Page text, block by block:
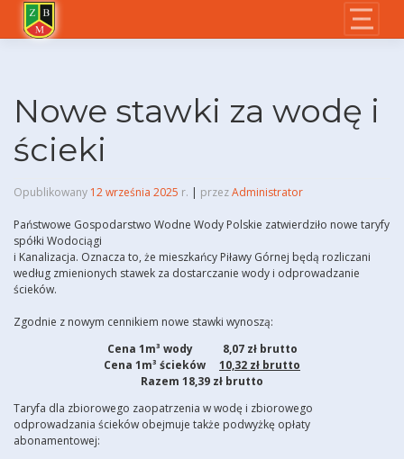
content
Nowe stawki za wodę i
ścieki
Opublikowany 12 września 2025 r. | przezAdministrator
Państwowe Gospodarstwo Wodne Wody Polskie zatwierdziło nowe taryfy
spółki Wodociągi
i Kanalizacja. Oznacza to, że mieszkańcy Piławy Górnej będą rozliczani
według zmienionych stawek za dostarczanie wody i odprowadzanie
ścieków.
Zgodnie z nowym cennikiem nowe stawki wynoszą:
Cena 1m³ wody 8,07 zł brutto
Cena 1m³ ścieków 10,32 zł brutto
Razem 18,39 zł brutto
Taryfa dla zbiorowego zaopatrzenia w wodę i zbiorowego
odprowadzania ścieków obejmuje także podwyżkę opłaty
abonamentowej: